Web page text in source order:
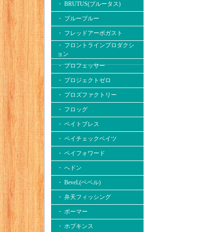
・ BRUTUS(ブルータス)
・ ブルーブルー
・ フレッドアーボガスト
・ フロントラインプロダクシ
ョン
・ プロフェッサー
・ プロジェクトゼロ
・ プロズファクトリー
・ フロッグ
・ ベイトブレス
・ ペイチェックベイツ
・ ペイフォワード
・ へドン
・ BeveL(ベベル)
・ 弁天フィッシング
・ ボーマー
・ ホプキンス